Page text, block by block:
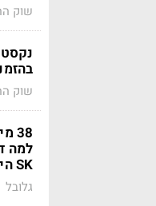
שוק
שוק
למה
SK הייניקס
גלובל